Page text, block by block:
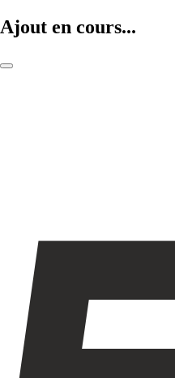
Ajout en cours...